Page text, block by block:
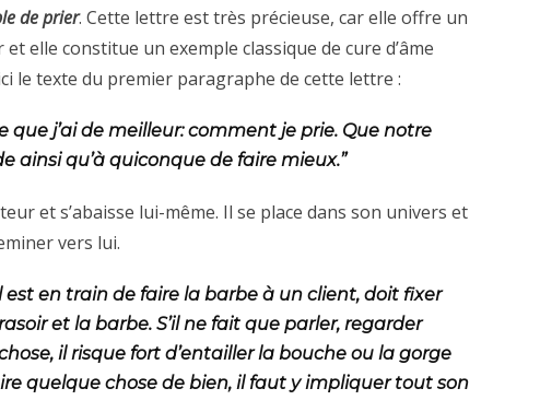
de prier. Cette lettre est très précieuse, car elle offre un
elle constitue un exemple classique de cure d’âme
le texte du premier paragraphe de cette lettre :
que j’ai de meilleur: comment je prie. Que notre
ainsi qu’à quiconque de faire mieux.”
et s’abaisse lui-même. Il se place dans son univers et
vers lui.
est en train de faire la barbe à un client, doit fixer
et la barbe. S’il ne fait que parler, regarder
il risque fort d’entailler la bouche ou la gorge
quelque chose de bien, il faut y impliquer tout son